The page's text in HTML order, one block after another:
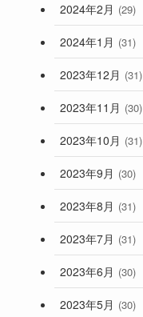
2024年2月 (29)
2024年1月 (31)
2023年12月 (31)
2023年11月 (30)
2023年10月 (31)
2023年9月 (30)
2023年8月 (31)
2023年7月 (31)
2023年6月 (30)
2023年5月 (30)